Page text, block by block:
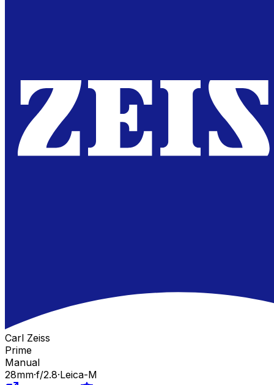
Carl Zeiss
Prime
Manual
28mm·f/2.8·Leica-M